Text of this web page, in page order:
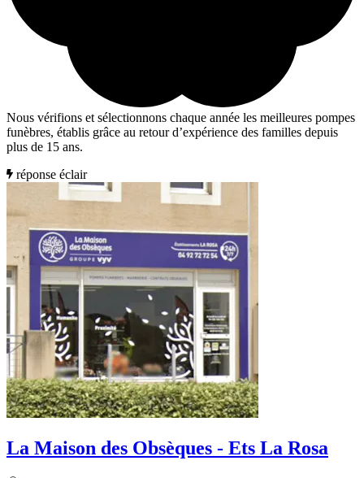
Nous vérifions et sélectionnons chaque année les meilleures pompes
funèbres, établis grâce au retour d’expérience des familles depuis
plus de 15 ans.
réponse éclair
La Maison des Obsèques - Ets La Rosa